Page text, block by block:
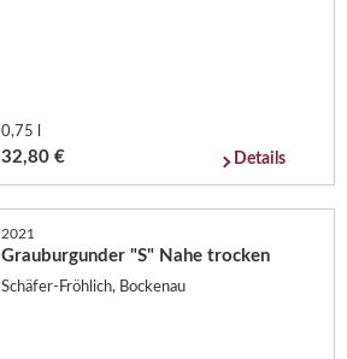
0,75 l
32,80 € Details
2021
Grauburgunder "S" Nahe trocken
Schäfer-Fröhlich, Bockenau